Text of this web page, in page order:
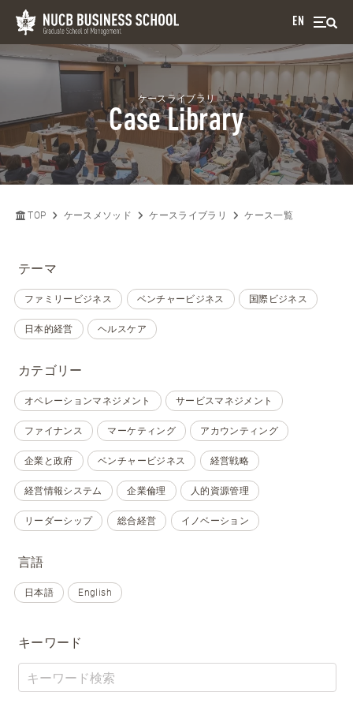
EN
ケースライブラリ
Case Library
TOP ケースメソッド ケースライブラリ ケース一覧
テーマ
ファミリービジネス ベンチャービジネス 国際ビジネス
日本的経営 ヘルスケア
カテゴリー
オペレーションマネジメント サービスマネジメント
ファイナンス マーケティング アカウンティング
企業と政府 ベンチャービジネス 経営戦略
経営情報システム 企業倫理 人的資源管理
リーダーシップ 総合経営 イノベーション
言語
日本語 English
キーワード